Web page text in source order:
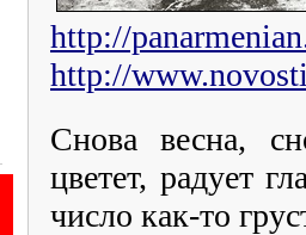
http://
http://
Снова весна,
цветет, радует
число как-то